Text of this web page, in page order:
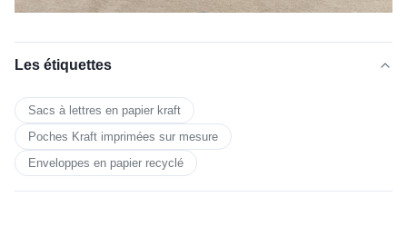
Les étiquettes
Sacs à lettres en papier kraft
Poches Kraft imprimées sur mesure
Enveloppes en papier recyclé